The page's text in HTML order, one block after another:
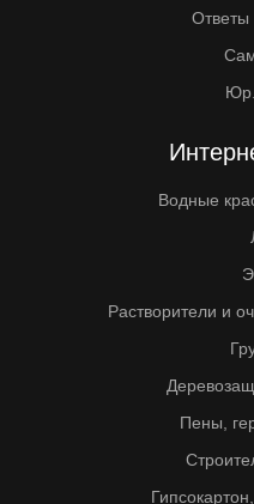
Ответы
Водные
Растворители и
Пены,